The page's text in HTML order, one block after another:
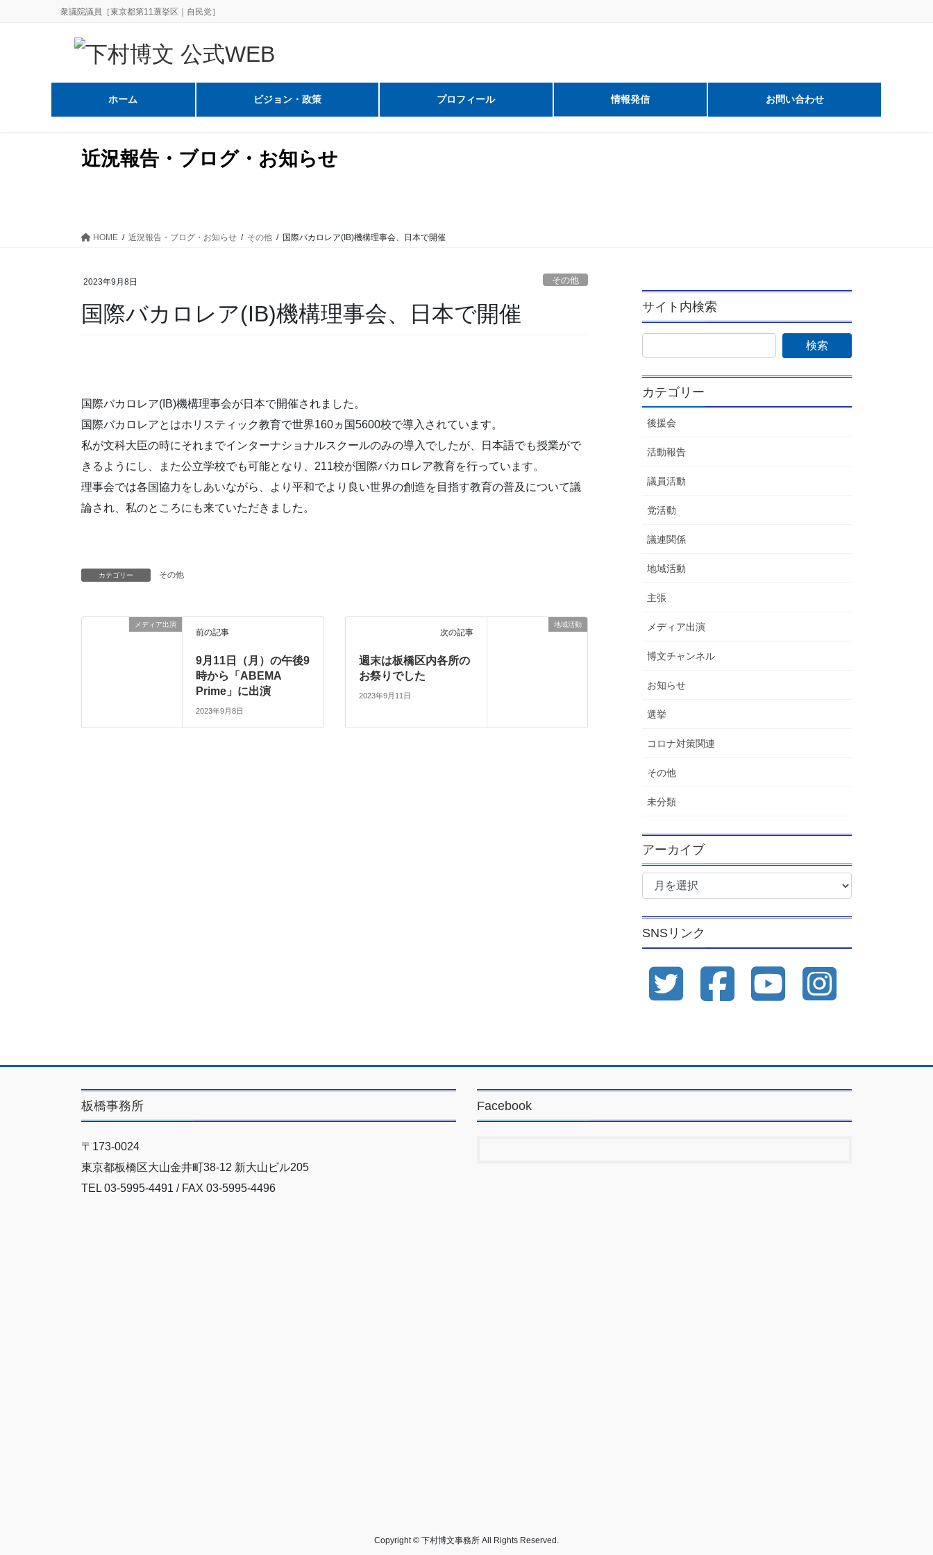
衆議院議員［東京都第11選挙区｜自民党］
ホーム ビジョン・政策 プロフィール 情報発信 お問い合わせ
近況報告・ブログ・お知らせ
HOME 近況報告・ブログ・お知らせ その他 国際バカロレア(IB)機構理事会、日本で開催
2023年9月8日 その他
国際バカロレア(IB)機構理事会、日本で開催
国際バカロレア(IB)機構理事会が日本で開催されました。
国際バカロレアとはホリスティック教育で世界160ヵ国5600校で導入されています。
私が文科大臣の時にそれまでインターナショナルスクールのみの導入でしたが、日本語でも授業がで
きるようにし、また公立学校でも可能となり、211校が国際バカロレア教育を行っています。
理事会では各国協力をしあいながら、より平和でより良い世界の創造を目指す教育の普及について議
論され、私のところにも来ていただきました。
カテゴリー その他
メディア出演
前の記事
9月11日（月）の午後9
時から「ABEMA
Prime」に出演
2023年9月8日
地域活動
次の記事
週末は板橋区内各所の
お祭りでした
2023年9月11日
サイト内検索
カテゴリー
後援会
活動報告
議員活動
党活動
議連関係
地域活動
主張
メディア出演
博文チャンネル
お知らせ
選挙
コロナ対策関連
その他
未分類
アーカイブ
ア
ブ
SNSリンク
板橋事務所
〒173-0024
東京都板橋区大山金井町38-12 新大山ビル205
TEL 03-5995-4491 / FAX 03-5995-4496
Facebook
Copyright © 下村博文事務所 All Rights Reserved.